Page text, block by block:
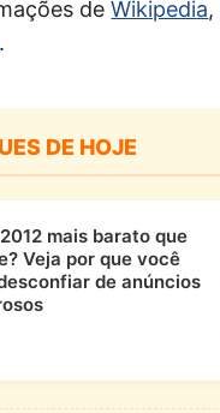
deWikipedia,
.
DE HOJE
mais barato que
Veja por que você
de anúncios